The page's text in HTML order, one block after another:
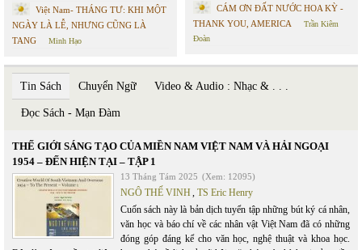
Việt Nam- THÁNG TƯ: KHI MỘT
NGÀY LÀ LỄ, NHƯNG CŨNG LÀ
TANG
Minh Hạo
CÁM ƠN ĐẤT NƯỚC HOA KỲ -
THANK YOU, AMERICA
Trần Kiêm
Đoàn
Tin Sách Chuyển Ngữ Video & Audio : Nhạc & . . .
Đọc Sách - Mạn Đàm
THẾ GIỚI SÁNG TẠO CỦA MIỀN NAM VIỆT NAM VÀ HẢI NGOẠI
1954 – ĐẾN HIỆN TẠI – TẬP 1
13 Tháng Tám 2025 (Xem: 12095)
NGÔ THẾ VINH, TS Eric Henry
Cuốn sách này là bản dịch tuyển tập những bút ký cá nhân,
văn học và báo chí về các nhân vật Việt Nam đã có những
đóng góp đáng kể cho văn học, nghệ thuật và khoa học.